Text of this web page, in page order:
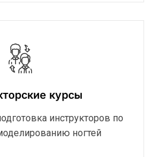
курсы
инструкторов по
ногтей